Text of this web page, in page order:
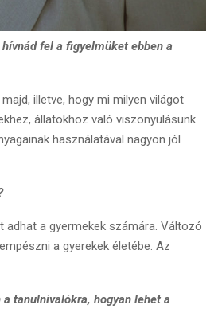
fel a figyelmüket ebben a
illetve, hogy mi milyen világot
állatokhoz való viszonyulásunk.
használatával nagyon jól
adhat a gyermekek számára. Változó
a gyerekek életébe. Az
tanulnivalókra, hogyan lehet a